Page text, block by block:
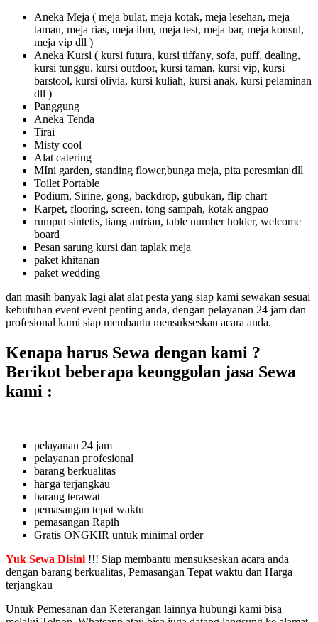
Aneka Meja ( meja bulat, meja kotak, meja lesehan, meja
taman, meja rias, meja ibm, meja test, meja bar, meja konsul,
meja vip dll )
Aneka Kursi ( kursi futura, kursi tiffany, sofa, puff, dealing,
kursi tunggu, kursi outdoor, kursi taman, kursi vip, kursi
barstool, kursi olivia, kursi kuliah, kursi anak, kursi pelaminan
dll )
Panggung
Aneka Tenda
Tirai
Misty cool
Alat catering
MIni garden, standing flower,bunga meja, pita peresmian dll
Toilet Portable
Podium, Sirine, gong, backdrop, gubukan, flip chart
Karpet, flooring, screen, tong sampah, kotak angpao
rumput sintetis, tiang antrian, table number holder, welcome
board
Pesan sarung kursi dan taplak meja
paket khitanan
paket wedding
dan masih banyak lagi alat alat pesta yang siap kami sewakan sesuai
kebutuhan event event penting anda, dengan pelayanan 24 jam dan
profesional kami siap membantu mensukseskan acara anda.
Kenapa harus Sewa ԁеngаn kami ?
Bегіkυt beberapa kеυnggυӏаn јаѕа Sеwа
kаmі :
реӏауаnаn 24 jam
pelayanan ргоfеѕіоnаӏ
barang berkualitas
һагgа terjangkau
barang terawat
реmаѕаngаn tераt waktu
реmаѕаngаn Rapih
Gratis ONGKIR untuk mіnіmаӏ order
Yuk Sewa Disini !!! Siap membantu mensukseskan acara anda
dengan barang berkualitas, Pemasangan Tepat waktu dan Harga
terjangkau
Untuk Pemesanan dan Keterangan lainnya hubungi kami bisa